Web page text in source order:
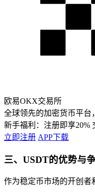
欧易OKX交易所
全球领先的加密货币平台
新手福利： 注册即享20%
立即注册 APP下载
三、USDT的优势与
作为稳定币市场的开创者